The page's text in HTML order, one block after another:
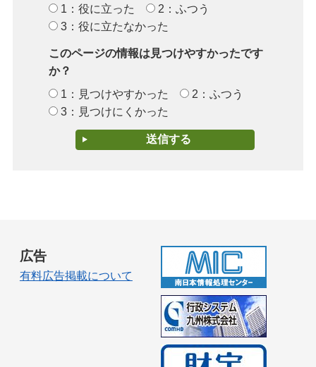
1：役に立った
2：ふつう
3：役に立たなかった
このページの情報は見つけやすかったです
か？
1：見つけやすかった
2：ふつう
3：見つけにくかった
広告
有料広告掲載について